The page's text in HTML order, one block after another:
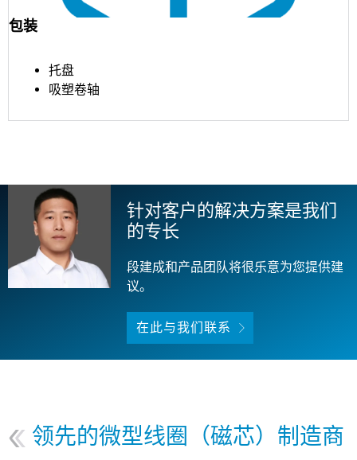
包装
托盘
吸塑卷轴
针对客户的解决方案是我们
的专长
段建成和产品团队将很乐意为您提供建
议。
在此与我们联系
领先的微型线圈（磁芯）制造商